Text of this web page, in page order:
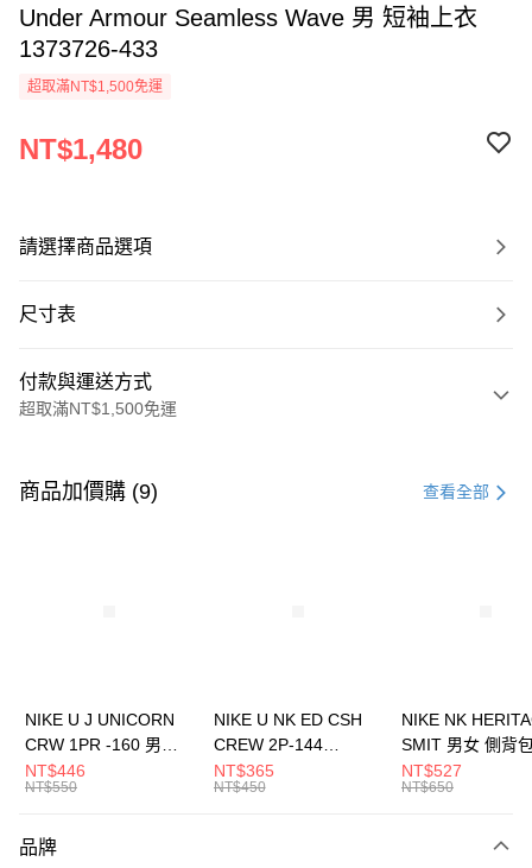
Under Armour Seamless Wave 男 短袖上衣
1373726-433
超取滿NT$1,500免運
NT$1,480
請選擇商品選項
尺寸表
付款與運送方式
超取滿NT$1,500免運
信用卡一次付款
元大商業銀行
台灣樂天信用卡公司
全盈+PAY
AFTEE先享後付
【關於「AFTEE先享後付」】
商品加價購 (9) 查看全部
NIKE U J UNICORN
CRW 1PR -160 男女
中統襪 FZ3393100
NT$446
NT$550
NIKE U NK ED CSH
CREW 2P-144
EMBRDY 男女 短統襪
FZ3073133
NT$365
NT$450
NIKE NK
SMIT 男女 側背
BA5871010
NT$527
NT$650
品牌